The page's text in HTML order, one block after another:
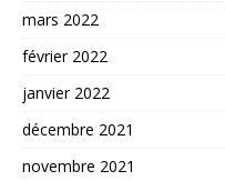
mars 2022
février 2022
janvier 2022
décembre 2021
novembre 2021